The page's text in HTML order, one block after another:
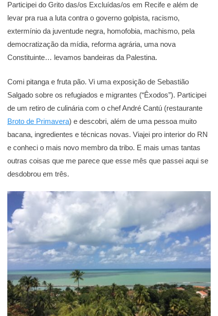
Participei do Grito das/os Excluídas/os em Recife e além de
levar pra rua a luta contra o governo golpista, racismo,
extermínio da juventude negra, homofobia, machismo, pela
democratização da mídia, reforma agrária, uma nova
Constituinte… levamos bandeiras da Palestina.
Comi pitanga e fruta pão. Vi uma exposição de Sebastião
Salgado sobre os refugiados e migrantes (“Êxodos”). Participei
de um retiro de culinária com o chef André Cantú (restaurante
Broto de Primavera) e descobri, além de uma pessoa muito
bacana, ingredientes e técnicas novas. Viajei pro interior do RN
e conheci o mais novo membro da tribo. E mais umas tantas
outras coisas que me parece que esse mês que passei aqui se
desdobrou em três.